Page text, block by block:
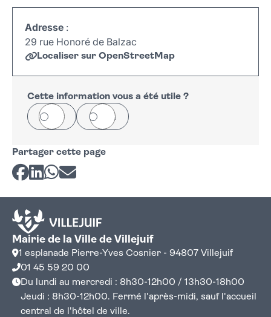
Adresse :
29 rue Honoré de Balzac
Localiser sur OpenStreetMap
+
−
Leaflet
Cette information vous a été utile ?
Oui Non
Partager cette page
Partager sur Facebook
Partager sur LinkedIn
Partager sur Whatsapp
Partager par courriel
Mairie de la Ville de Villejuif
1 esplanade Pierre-Yves Cosnier - 94807 Villejuif
01 45 59 20 00
Du lundi au mercredi : 8h30-12h00 / 13h30-18h00
Jeudi : 8h30-12h00. Fermé l'après-midi, sauf l'accueil
central de l'hôtel de ville.